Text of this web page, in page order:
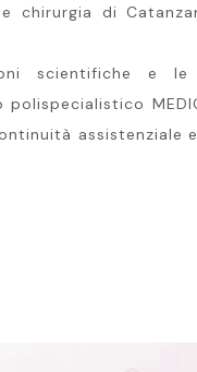
chirurgia di
scientifiche e
assistenziale